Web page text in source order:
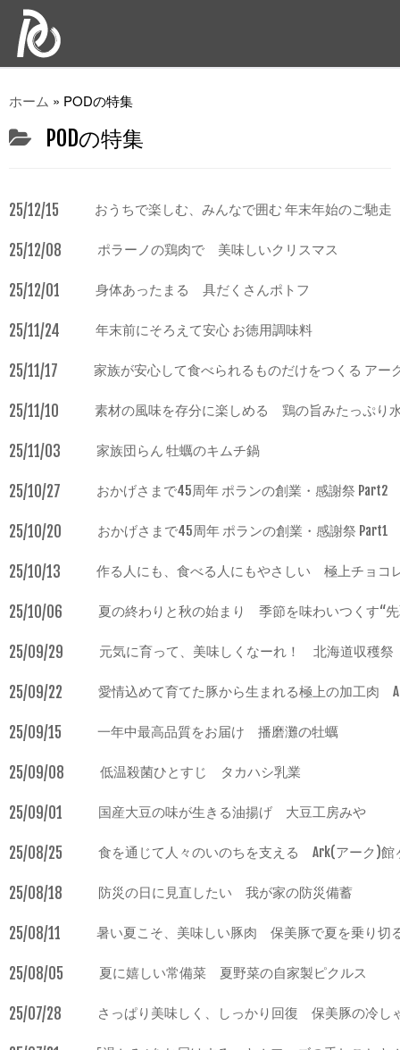
ホーム » PODの特集
PODの特集
25/12/15 おうちで楽しむ、みんなで囲む 年末年始のご馳走
25/12/08 ポラーノの鶏肉で 美味しいクリスマス
25/12/01 身体あったまる 具だくさんポトフ
25/11/24 年末前にそろえて安心 お徳用調味料
25/11/17 家族が安心して食べられるものだけをつくる アー
25/11/10 素材の風味を存分に楽しめる 鶏の旨みたっぷり
25/11/03 家族団らん 牡蠣のキムチ鍋
25/10/27 おかげさまで45周年 ポランの創業・感謝祭 Part2
25/10/20 おかげさまで45周年 ポランの創業・感謝祭 Part1
25/10/13 作る人にも、食べる人にもやさしい 極上チョコ
25/10/06 夏の終わりと秋の始まり 季節を味わいつくす“
25/09/29 元気に育って、美味しくなーれ！ 北海道収穫祭
25/09/22 愛情込めて育てた豚から生まれる極上の加工肉
25/09/15 一年中最高品質をお届け 播磨灘の牡蠣
25/09/08 低温殺菌ひとすじ タカハシ乳業
25/09/01 国産大豆の味が生きる油揚げ 大豆工房みや
25/08/25 食を通じて人々のいのちを支える Ark(アーク)館
25/08/18 防災の日に見直したい 我が家の防災備蓄
25/08/11 暑い夏こそ、美味しい豚肉 保美豚で夏を乗り切
25/08/05 夏に嬉しい常備菜 夏野菜の自家製ピクルス
25/07/28 さっぱり美味しく、しっかり回復 保美豚の冷し